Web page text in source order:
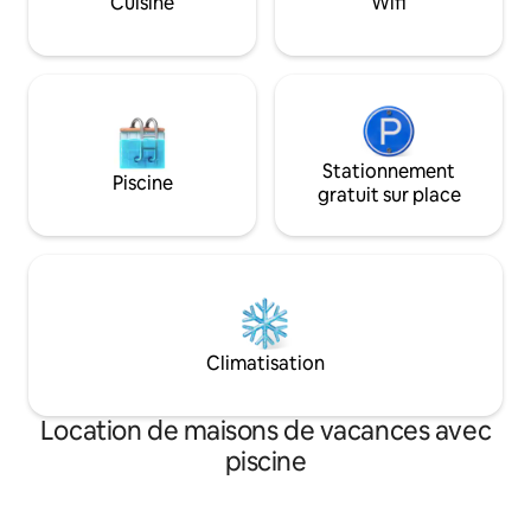
ancien et établi.
murs avec
Piscine
Stationnement
gratuit sur place
Climatisation
Location de maisons de vacances avec
piscine